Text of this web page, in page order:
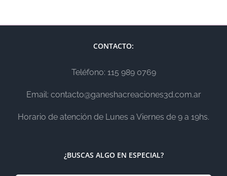
CONTACTO:
Teléfono: 115 989 0769
Email: contacto@ganeshacreaciones3d.com.ar
Horario de atención de Lunes a Viernes de 9 a 19hs.
¿BUSCAS ALGO EN ESPECIAL?